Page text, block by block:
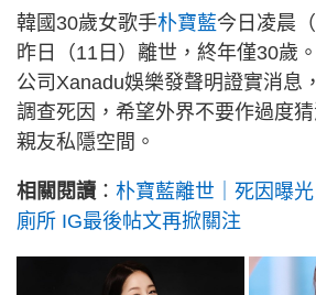
韓國30歲女歌手朴寶藍今日凌晨
昨日（11日）離世，終年僅30歲
公司Xanadu娛樂發聲明證實消息
調查死因，希望外界不要作過度
親友私隱空間。
相關閱讀 ： 朴寶藍離世｜死因曝
廁所 IG最後帖文再掀關注